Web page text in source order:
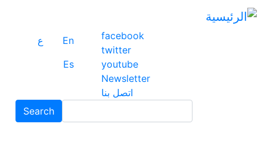
facebook
twitter
youtube
Newsletter
اتصل بنا
En
ع
Es
Search
Search